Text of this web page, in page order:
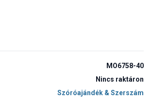
MO6758-40
Nincs raktáron
Szóróajándék & Szerszám